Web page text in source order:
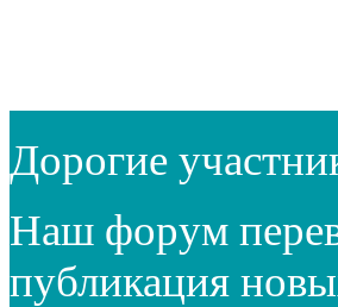
Дорогие
Наш форум
публикация